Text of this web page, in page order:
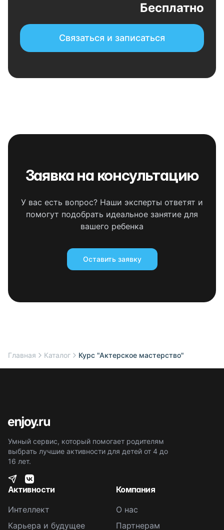
Бесплатно
Связаться и записаться
Заявка на консультацию
У вас есть вопрос? Наши эксперты ответят и
помогут подобрать идеальное занятие для
вашего ребенка
Оставить заявку
Главная Каталог Курс "Актерское мастерство"
Умный сервис, который помогает родителям
выбрать лучшие активности для детей от 4 до
16 лет.
Активности
Интеллект
Карьера и будущее
Компания
О нас
Партнерам